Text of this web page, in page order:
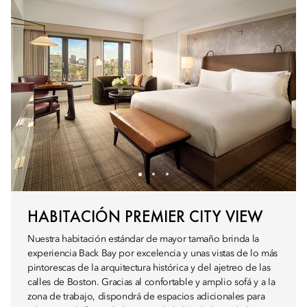
HABITACIÓN PREMIER CITY VIEW
Nuestra habitación estándar de mayor tamaño brinda la
experiencia Back Bay por excelencia y unas vistas de lo más
pintorescas de la arquitectura histórica y del ajetreo de las
calles de Boston. Gracias al confortable y amplio sofá y a la
zona de trabajo, dispondrá de espacios adicionales para